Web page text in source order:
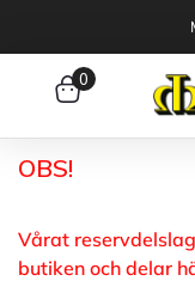
0
OBS!
Vårat
butiken och delar